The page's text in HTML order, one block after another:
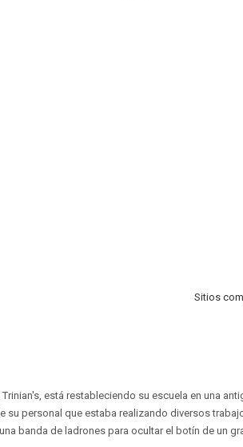
Sitios
está restableciendo su escuela en una
su personal que estaba realizando diversos
banda de ladrones para ocultar el botín de un